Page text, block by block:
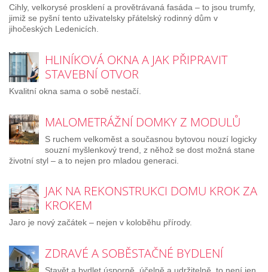
Cihly, velkorysé prosklení a provětrávaná fasáda – to jsou trumfy,
jimiž se pyšní tento uživatelsky přátelský rodinný dům v
jihočeských Ledenicích.
HLINÍKOVÁ OKNA A JAK PŘIPRAVIT
STAVEBNÍ OTVOR
Kvalitní okna sama o sobě nestačí.
MALOMETRÁŽNÍ DOMKY Z MODULŮ
S ruchem velkoměst a současnou bytovou nouzí logicky
souzní myšlenkový trend, z něhož se dost možná stane
životní styl – a to nejen pro mladou generaci.
JAK NA REKONSTRUKCI DOMU KROK ZA
KROKEM
Jaro je nový začátek – nejen v koloběhu přírody.
ZDRAVÉ A SOBĚSTAČNÉ BYDLENÍ